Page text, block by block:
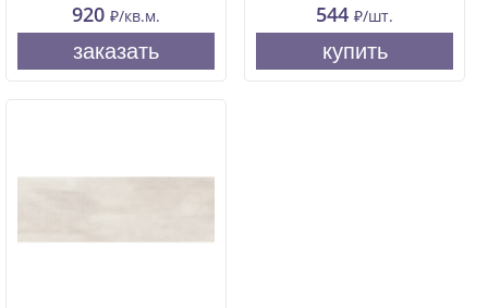
920 ₽/кв.м.
заказать
544 ₽/шт.
купить